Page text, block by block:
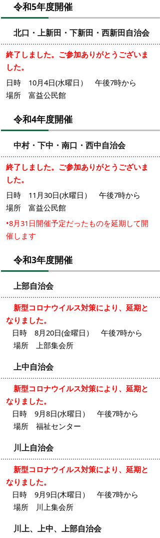
令和5年度開催
北口・上新田・下新田・西新田自治会
終了しました。ご参加ありがとうございま
した。
日時 10月4日(水曜日） 午後7時から
場所 富益公民館
令和4年度開催
中村・下中・南口・西中自治会
終了しました。ご参加ありがとうございま
した。
日時 11月30日(水曜日） 午後7時から
場所 富益公民館
•8月31日開催予定だったものを延期して開
催します
令和3年度開催
上部自治会
新型コロナウイルス対策により、延期と
なりました。
日時 8月20日(金曜日） 午後7時から
場所 上部集会所
上中自治会
新型コロナウイルス対策により、延期と
なりました。
日時 9月8日(水曜日） 午後7時から
場所 福祉センター
川上自治会
新型コロナウイルス対策により、延期と
なりました。
日時 9月9日(木曜日） 午後7時から
場所 川上集会所
川上、上中、上部自治会